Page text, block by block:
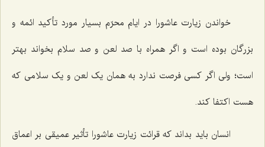
خواندن زیارت عاشورا در ایام محرّم بسیار مورد تأکید ائمه و
بزرگان بوده است و اگر همراه با صد لعن و صد سلام بخواند بهتر
است؛ ولی اگر کسی فرصت ندارد به همان یک لعن و یک سلامی که
هست اکتفا کند.
انسان باید بداند که قرائت زیارت عاشورا تأثیر عمیقی بر اعماق